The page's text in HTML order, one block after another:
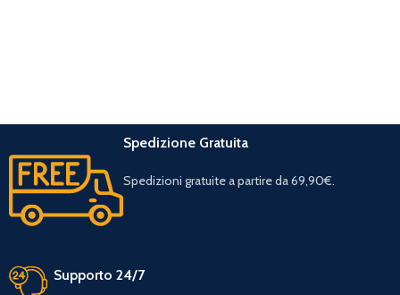
Spedizione Gratuita
Spedizioni gratuite a partire da 69,90€.
Supporto 24/7